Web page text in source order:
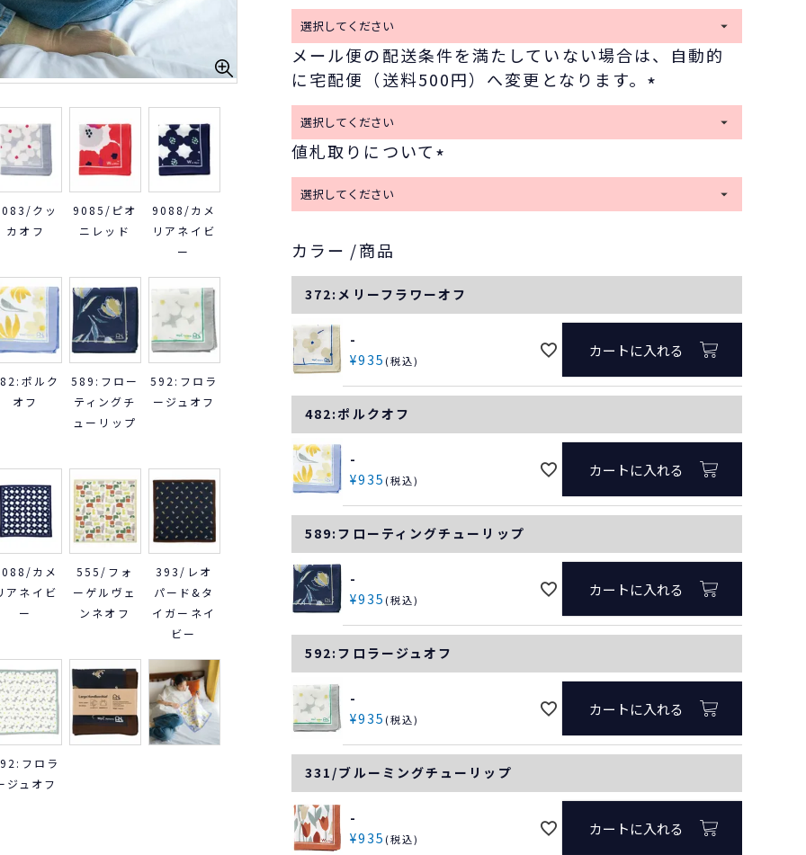
クッ
カオフ
9085/ピオ
ニレッド
9088/カメ
リアネイビ
ー
ポルク
オフ
589:フロー
ティングチ
ューリップ
592:フロラ
ージュオフ
カメ
アネイビ
ー
555/フォ
ーゲルヴェ
ンネオフ
393/レオ
パード&タ
イガーネイ
ビー
フロラ
ジュオフ
(
必
須
)
メール便の配送条件を満たしていない場合は、自動的
に宅配便（送料500円）へ変更となります。
(
必
)
値札取りについて
(
必
カラー 商品
372:メリーフラワーオフ
-
¥935 税込
カートに入れる
482:ポルクオフ
-
¥935 税込
カートに入れる
589:フローティングチューリップ
-
¥935 税込
カートに入れる
592:フロラージュオフ
-
¥935 税込
カートに入れる
331/ブルーミングチューリップ
-
¥935 税込
カートに入れる